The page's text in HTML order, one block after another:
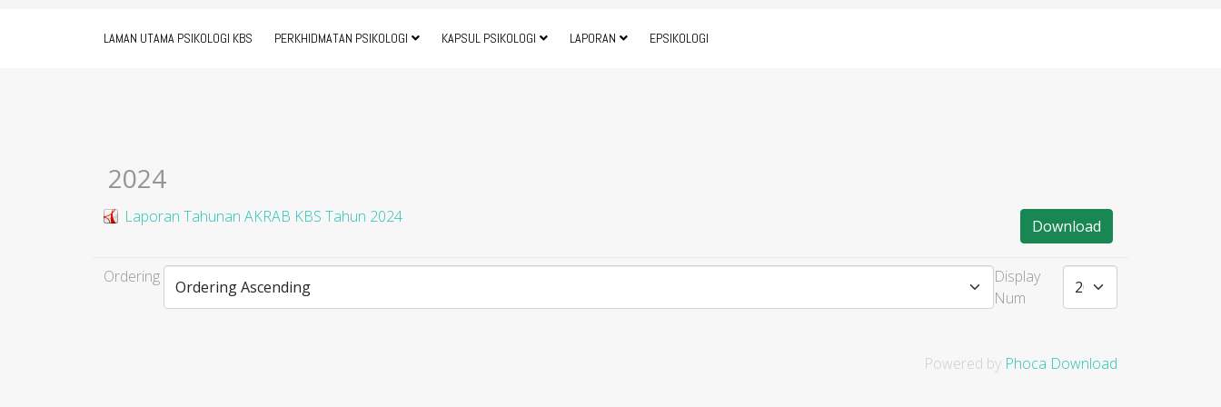
LAMAN UTAMA PSIKOLOGI KBS PERKHIDMATAN PSIKOLOGI KAPSUL PSIKOLOGI LAPORAN EPSIKOLOGI
2024
Laporan Tahunan AKRAB KBS Tahun 2024 Download
Ordering
Display
Num
Powered by Phoca Download